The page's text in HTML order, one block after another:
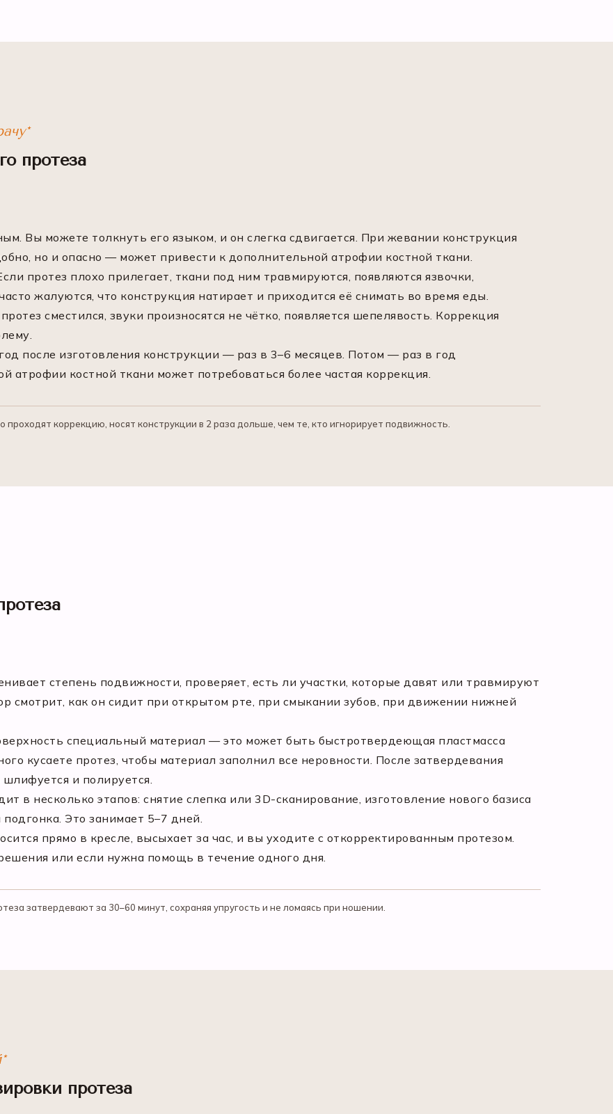
протеза
Вы можете толкнуть его языком, и он слегка сдвигается. При жевании конструкция
но и опасно — может привести к дополнительной атрофии костной ткани.
протез плохо прилегает, ткани под ним травмируются, появляются язвочки,
жалуются, что конструкция натирает и приходится её снимать во время еды.
сместился, звуки произносятся не чётко, появляется шепелявость. Коррекция
после изготовления конструкции — раз в 3–6 месяцев. Потом — раз в год
атрофии костной ткани может потребоваться более частая коррекция.
коррекцию, носят конструкции в 2 раза дольше, чем те, кто игнорирует подвижность.
степень подвижности, проверяет, есть ли участки, которые давят или травмируют
смотрит, как он сидит при открытом рте, при смыкании зубов, при движении нижней
специальный материал — это может быть быстротвердеющая пластмасса
кусаете протез, чтобы материал заполнил все неровности. После затвердевания
и полируется.
в несколько этапов: снятие слепка или 3D-сканирование, изготовление нового базиса
Это занимает 5–7 дней.
прямо в кресле, высыхает за час, и вы уходите с откорректированным протезом.
или если нужна помощь в течение одного дня.
затвердевают за 30–60 минут, сохраняя упругость и не ломаясь при ношении.
протеза